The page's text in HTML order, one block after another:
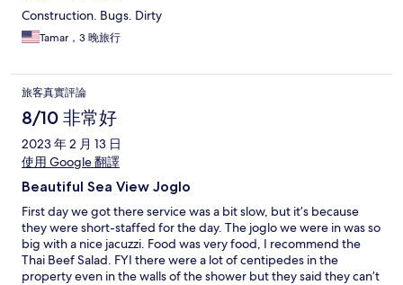
Construction. Bugs. Dirty
Tamar，3 晚旅行
旅客真實評論
8/10 非常好
2023 年 2 月 13 日
使用 Google 翻譯
Beautiful Sea View Joglo
First day we got there service was a bit slow, but it’s because
they were short-staffed for the day. The joglo we were in was so
big with a nice jacuzzi. Food was very food, I recommend the
Thai Beef Salad. FYI there were a lot of centipedes in the
property even in the walls of the shower but they said they can’t